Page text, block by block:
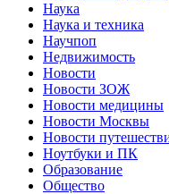
Наука
Наука и техника
Научпоп
Недвижимость
Новости
Новости ЗОЖ
Новости медицины
Новости Москвы
Новости
Ноутбуки и ПК
Образование
Общество